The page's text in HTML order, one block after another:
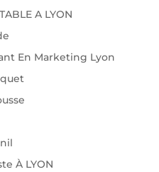
A LYON
En Marketing Lyon
À LYON